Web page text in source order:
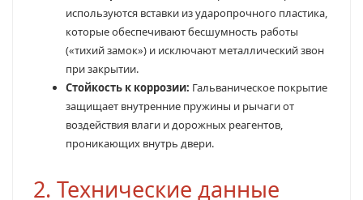
используются вставки из ударопрочного пластика,
которые обеспечивают бесшумность работы
(«тихий замок») и исключают металлический звон
при закрытии.
Стойкость к коррозии: Гальваническое покрытие
защищает внутренние пружины и рычаги от
воздействия влаги и дорожных реагентов,
проникающих внутрь двери.
2. Технические данные